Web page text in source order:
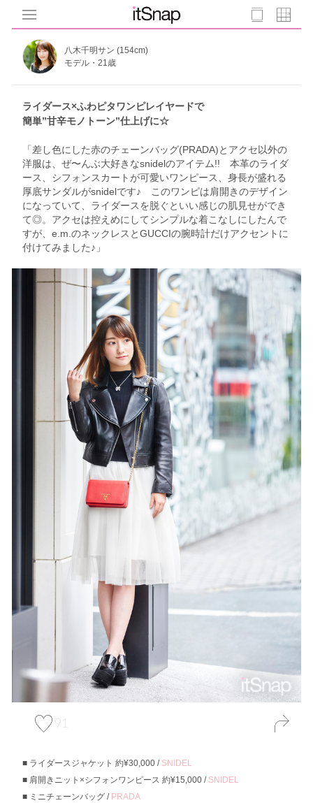
八木千明サン (154cm)
モデル・21歳
ライダース×ふわピタワンピレイヤードで
簡単”甘辛モノトーン”仕上げに☆
「差し色にした赤のチェーンバッグ(PRADA)とアクセ以外の
洋服は、ぜ〜んぶ大好きなsnidelのアイテム!! 本革のライダ
ース、シフォンスカートが可愛いワンピース、身長が盛れる
厚底サンダルがsnidelです♪ このワンピは肩開きのデザイン
になっていて、ライダースを脱ぐといい感じの肌見せができ
て◎。アクセは控えめにしてシンプルな着こなしにしたんで
すが、e.m.のネックレスとGUCCIの腕時計だけアクセントに
付けてみました♪」
91
ライダースジャケット 約¥30,000 / SNIDEL
肩開きニット×シフォンワンピース 約¥15,000 / SNIDEL
ミニチェーンバッグ / PRADA